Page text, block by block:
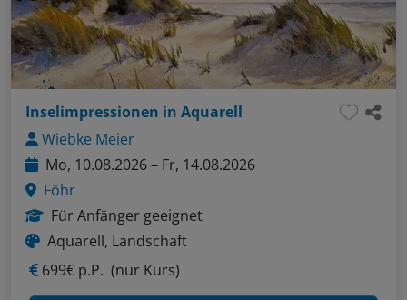
Inselimpressionen in Aquarell
Wiebke Meier
Mo, 10.08.2026 – Fr, 14.08.2026
Föhr
Für Anfänger geeignet
Aquarell, Landschaft
699€ p.P. (nur Kurs)